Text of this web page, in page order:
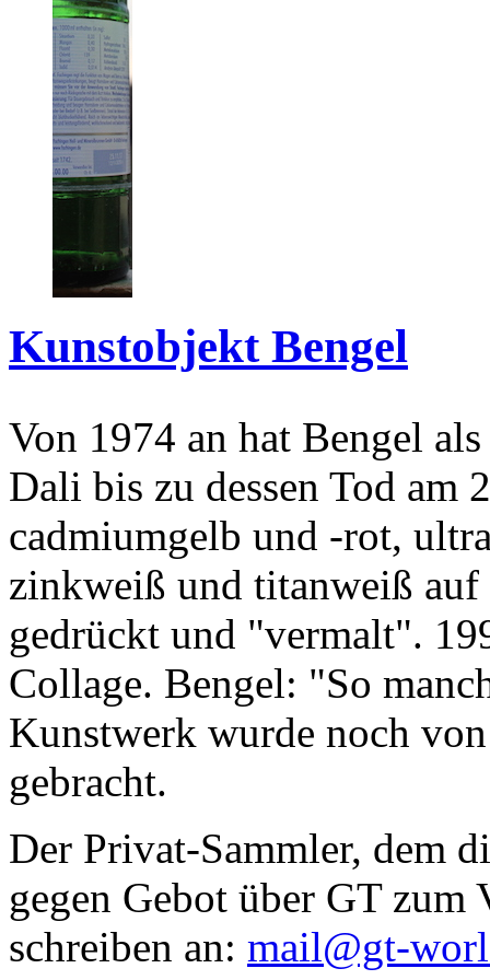
Kunstobjekt Bengel
Von 1974 an hat Bengel
Dali bis zu dessen Tod am
cadmiumgelb und -rot,
zinkweiß und titanweiß
gedrückt und "vermalt".
Collage. Bengel: "So
Kunstwerk wurde noch
gebracht.
Der Privat-Sammler, dem
gegen Gebot über GT zum
schreiben an: mail@gt-